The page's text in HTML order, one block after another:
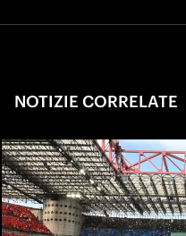
NOTIZIE CORRELATE